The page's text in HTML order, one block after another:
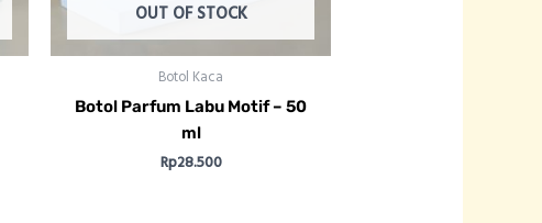
OUT OF STOCK
Botol Kaca
Botol Parfum Labu Motif – 50
ml
Rp28.500